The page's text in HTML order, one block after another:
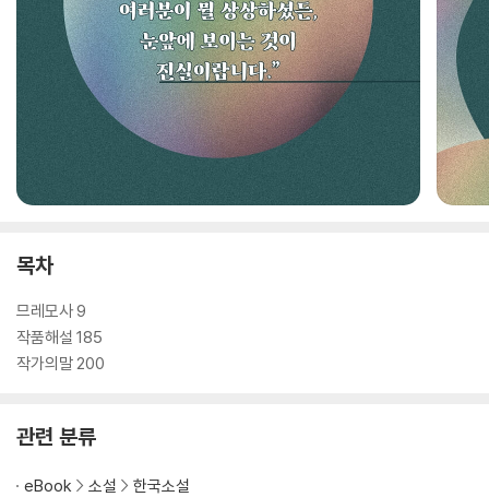
목차
므레모사 9
작품해설 185
작가의말 200
관련 분류
eBook 소설 한국소설